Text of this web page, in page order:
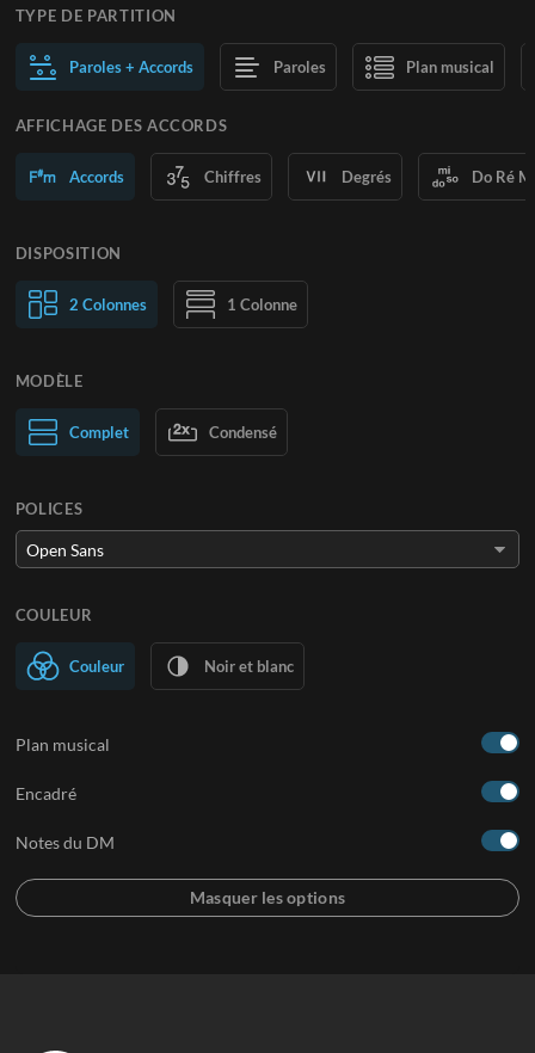
TYPE DE PARTITION
Paroles + Accords Paroles Plan musical
AFFICHAGE DES ACCORDS
Accords Chiffres Degrés Do Ré
DISPOSITION
2 Colonnes 1 Colonne
Normal Large
MODÈLE
Complet Condensé
POLICES
COULEUR
Couleur Noir et blanc
Plan musical
Encadré
Notes du DM